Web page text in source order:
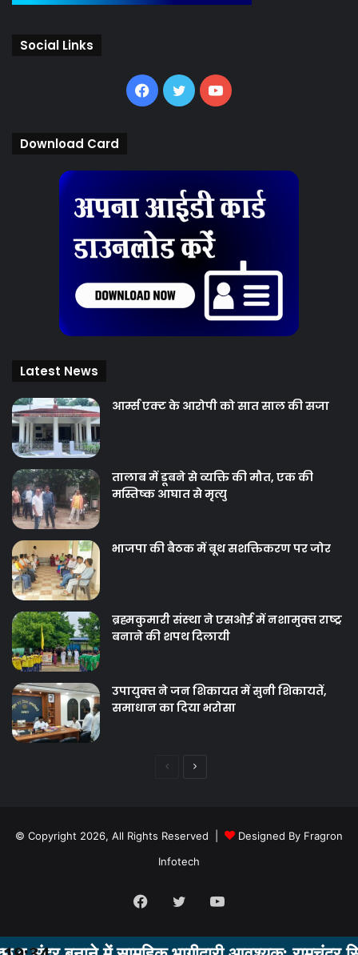
Social Links
Facebook
TwitterYouTube
Download Card
Latest News
आर्म्स एक्ट के आरोपी को सात साल की सजा
तालाब में डूबने से व्यक्ति की मौत, एक की
मस्तिष्क आघात से मृत्यु
भाजपा की बैठक में बूथ सशक्तिकरण पर जोर
ब्रह्मकुमारी संस्‍था ने एसओई में नशामुक्‍त राष्‍ट्र
बनाने की शपथ दिलायी
उपायुक्‍त ने जन शिकायत में सुनी शिकायतें,
समाधान का दिया भरोसा
PreviousNext
© Copyright 2026, All Rights Reserved |
Designed By Fragron
Infotech
Facebook
TwitterYouTube